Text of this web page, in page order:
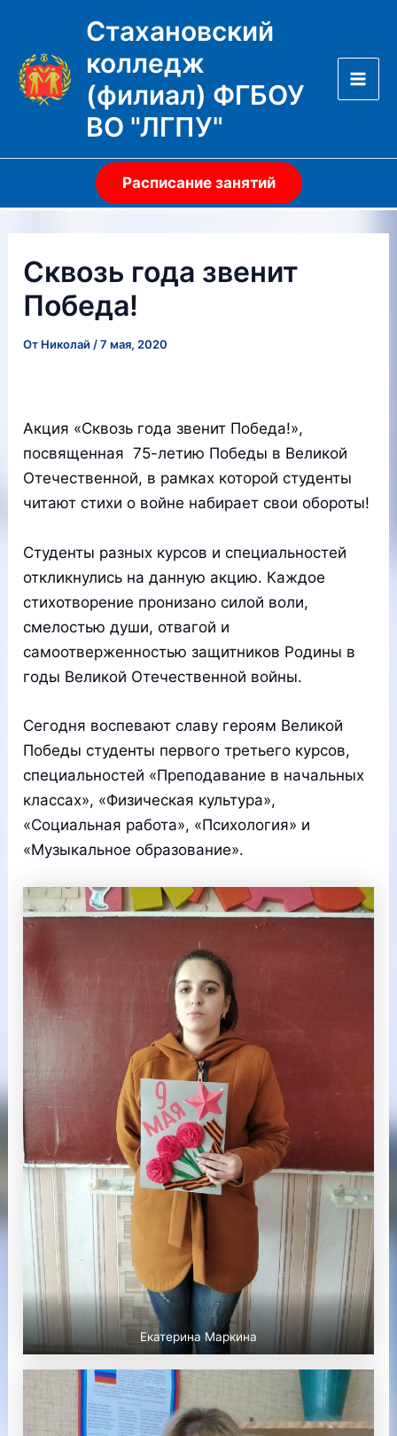
содержимому
Стахановский
колледж
(филиал) ФГБОУ
ВО "ЛГПУ"
Расписание занятий
Сквозь года звенит
Победа!
От Николай /7 мая, 2020
Акция «Сквозь года звенит Победа!»,
посвященная 75-летию Победы в Великой
Отечественной, в рамках которой студенты
читают стихи о войне набирает свои обороты!
Студенты разных курсов и специальностей
откликнулись на данную акцию. Каждое
стихотворение пронизано силой воли,
смелостью души, отвагой и
самоотверженностью защитников Родины в
годы Великой Отечественной войны.
Сегодня воспевают славу героям Великой
Победы студенты первого третьего курсов,
специальностей «Преподавание в начальных
классах», «Физическая культура»,
«Социальная работа», «Психология» и
«Музыкальное образование».
Екатерина Маркина